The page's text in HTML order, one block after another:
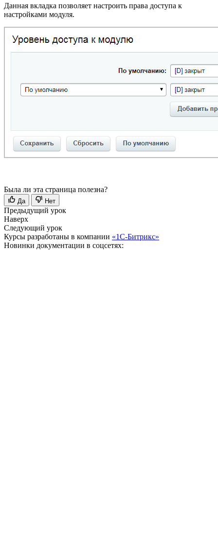
Данная вкладка позволяет настроить права доступа к
настройками модуля.
Была ли эта страница полезна?
Да Нет
Предыдущий урок
Наверх
Следующий урок
Курсы разработаны в компании «1С-Битрикс»
Новинки документации в соцсетях: